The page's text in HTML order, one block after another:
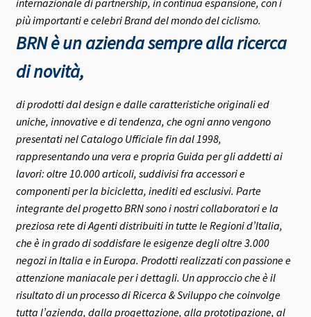
più importanti e celebri Brand del mondo del ciclismo.
BRN è un azienda sempre alla ricerca
di novità,
di prodotti dal design e dalle caratteristiche originali ed
uniche, innovative e di tendenza, che ogni anno vengono
presentati nel Catalogo Ufficiale fin dal 1998,
rappresentando una vera e propria Guida per gli addetti ai
lavori: oltre 10.000 articoli, suddivisi fra accessori e
componenti per la bicicletta, inediti ed esclusivi. Parte
integrante del progetto BRN sono i nostri collaboratori e la
preziosa rete di Agenti distribuiti in tutte le Regioni d’Italia,
che è in grado di soddisfare le esigenze degli oltre 3.000
negozi in Italia e in Europa. Prodotti realizzati con passione e
attenzione maniacale per i dettagli. Un approccio che è il
risultato di un processo di Ricerca & Sviluppo che coinvolge
tutta l’azienda, dalla progettazione, alla prototipazione, al